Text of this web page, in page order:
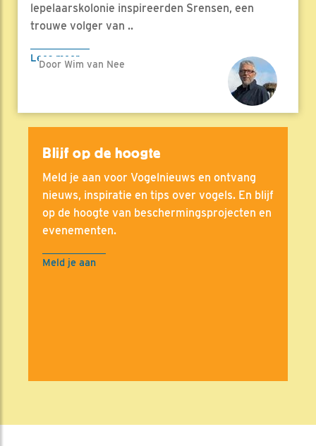
lepelaarskolonie inspireerden Srensen, een
trouwe volger van ..
Lees meer
Door Wim van Nee
Blijf op de hoogte
Meld je aan voor Vogelnieuws en ontvang
nieuws, inspiratie en tips over vogels. En blijf
op de hoogte van beschermingsprojecten en
evenementen.
Meld je aan